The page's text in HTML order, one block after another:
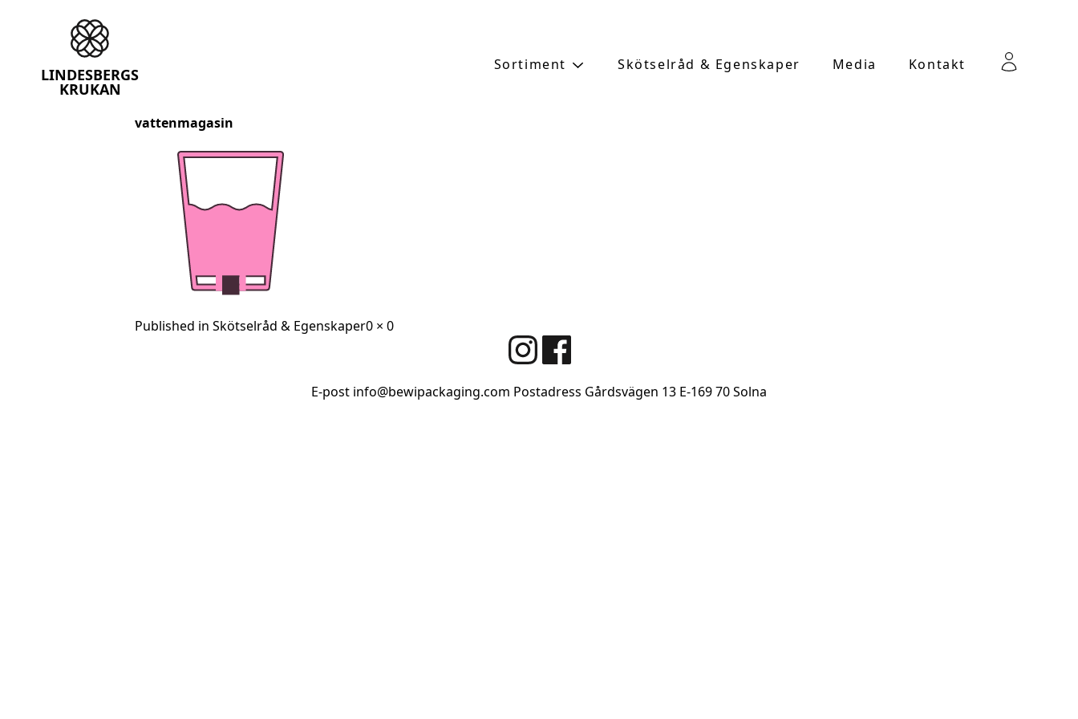
Lindesbergskrukan
LINDESBERGS
KRUKAN
Sortiment Skötselråd & Egenskaper Media Kontakt
vattenmagasin
Published in Skötselråd & EgenskaperFull
0 × 0
E-post info@bewipackaging.com Postadress Gårdsvägen 13 E-169 70 Solna